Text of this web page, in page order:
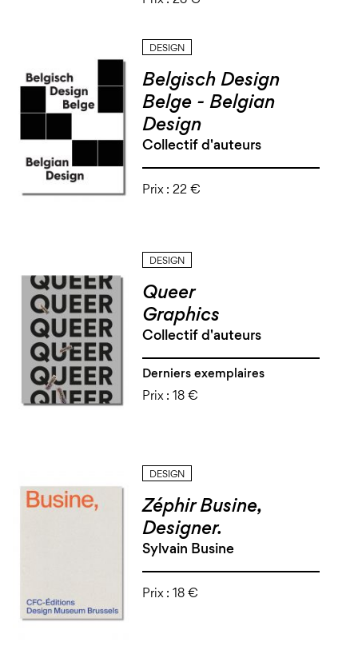
DESIGN
Belgisch Design
Belge - Belgian
Design
Collectif d'auteurs
Prix : 22 €
DESIGN
Queer
Graphics
Collectif d'auteurs
Derniers exemplaires
Prix : 18 €
DESIGN
Zéphir Busine,
Designer.
Sylvain Busine
Prix : 18 €